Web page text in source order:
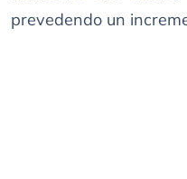
prevedendo un